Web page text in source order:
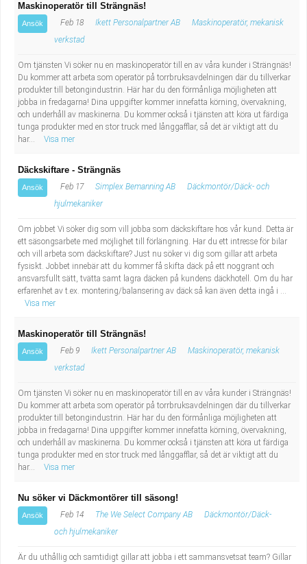
Maskinoperatör till Strängnäs!
Ansök Feb 18 Ikett Personalpartner AB
Maskinoperatör, mekanisk
verkstad
Om tjänsten Vi söker nu en maskinoperatör till en av våra kunder i Strängnäs!
Du kommer att arbeta som operatör på torrbruksavdelningen där du tillverkar
produkter till betongindustrin. Här har du den förmånliga möjligheten att
jobba in fredagarna! Dina uppgifter kommer innefatta körning, övervakning,
och underhåll av maskinerna. Du kommer också i tjänsten att köra ut färdiga
tunga produkter med en stor truck med långgafflar, så det är viktigt att du
har...
Visa mer
Däckskiftare - Strängnäs
Ansök Feb 17 Simplex Bemanning AB
Däckmontör/Däck- och
hjulmekaniker
Om jobbet Vi söker dig som vill jobba som däckskiftare hos vår kund. Detta är
ett säsongsarbete med möjlighet till förlängning. Har du ett intresse för bilar
och vill arbeta som däckskiftare? Just nu söker vi dig som gillar att arbeta
fysiskt. Jobbet innebär att du kommer få skifta däck på ett noggrant och
ansvarsfullt sätt, tvätta samt lagra däcken på kundens däckhotell. Om du har
erfarenhet av t.ex. montering/balansering av däck så kan även detta ingå i ...
Visa mer
Maskinoperatör till Strängnäs!
Ansök Feb 9 Ikett Personalpartner AB
Maskinoperatör, mekanisk
verkstad
Om tjänsten Vi söker nu en maskinoperatör till en av våra kunder i Strängnäs!
Du kommer att arbeta som operatör på torrbruksavdelningen där du tillverkar
produkter till betongindustrin. Här har du den förmånliga möjligheten att
jobba in fredagarna! Dina uppgifter kommer innefatta körning, övervakning,
och underhåll av maskinerna. Du kommer också i tjänsten att köra ut färdiga
tunga produkter med en stor truck med långgafflar, så det är viktigt att du
har...
Visa mer
Nu söker vi Däckmontörer till säsong!
Ansök Feb 14 The We Select Company AB
Däckmontör/Däck-
och hjulmekaniker
Är du uthållig och samtidigt gillar att jobba i ett sammansvetsat team? Gillar